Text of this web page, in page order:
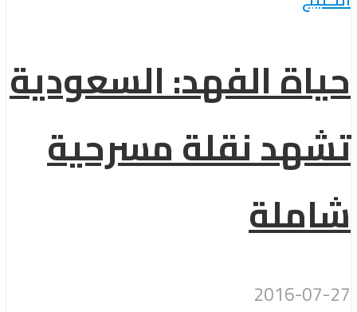
حياة الفهد: السعودية
تشهد نقلة مسرحية
شاملة
2016-07-27